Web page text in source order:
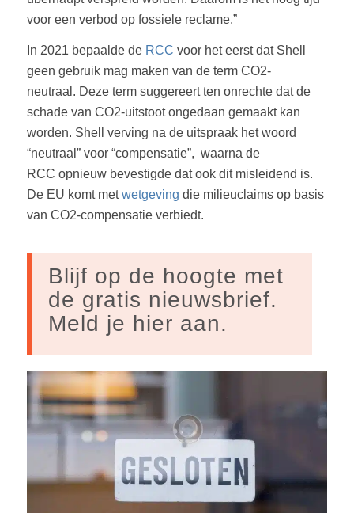
voor een verbod op fossiele reclame.”
In 2021 bepaalde de RCC voor het eerst dat Shell
geen gebruik mag maken van de term CO2-
neutraal. Deze term suggereert ten onrechte dat de
schade van CO2-uitstoot ongedaan gemaakt kan
worden. Shell verving na de uitspraak het woord
“neutraal” voor “compensatie”, waarna de
RCC opnieuw bevestigde dat ook dit misleidend is.
De EU komt metwetgeving die milieuclaims op basis
van CO2-compensatie verbiedt.
Blijf op de hoogte met
de gratis nieuwsbrief.
Meld je hier aan.